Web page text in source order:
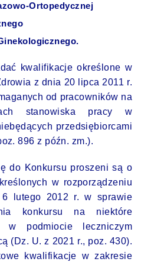
Ortopedycznej
kwalifikacje określone w
z dnia 20 lipca 2011 r.
od pracowników na
stanowiska pracy w
przedsiębiorcami
896 z późn. zm.).
do Konkursu proszeni są o
w rozporządzeniu
lutego 2012 r. w sprawie
konkursu na niektóre
w podmiocie leczniczym
(Dz. U. z 2021 r., poz. 430).
kwalifikacje w zakresie